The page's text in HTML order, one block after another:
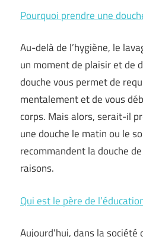
Pourquoi prendre une
Au-delà de l’hygiène, le
un moment de plaisir et de
douche vous permet de
mentalement et de vous
corps. Mais alors, serait-il
une douche le matin ou le
recommandent la douche
raisons.
Qui est le père de
Aujourd’hui, dans la